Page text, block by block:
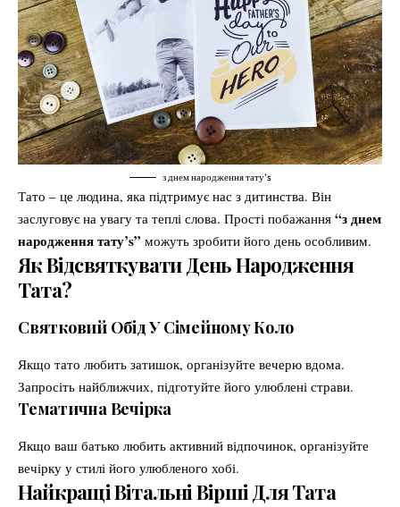
з днем народження тату’s
Тато – це людина, яка підтримує нас з дитинства. Він
заслуговує на увагу та теплі слова. Прості побажання “з днем
народження тату’s” можуть зробити його день особливим.
Як Відсвяткувати День Народження
Тата?
Святковий Обід У Сімейному Коло
Якщо тато любить затишок, організуйте вечерю вдома.
Запросіть найближчих, підготуйте його улюблені страви.
Тематична Вечірка
Якщо ваш батько любить активний відпочинок, організуйте
вечірку у стилі його улюбленого хобі.
Найкращі Вітальні Вірші Для Тата